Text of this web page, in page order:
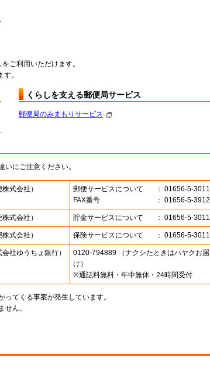
ご利用いただけます。
。
くらしを支える郵便局サービス
郵便局のみまもりサービス
にご注意ください。
株式会社） 郵便サービスについて
： 01656-5-3011
FAX番号
： 01656-5-3912
株式会社） 貯金サービスについて ： 01656-5-3011
株式会社） 保険サービスについて ： 01656-5-3011
会社ゆうちょ銀行）
0120-794889 （ナクシたときはハヤクお届
け）
※通話料無料・年中無休・24時間受付
てくる事案が発生しています。
せん。